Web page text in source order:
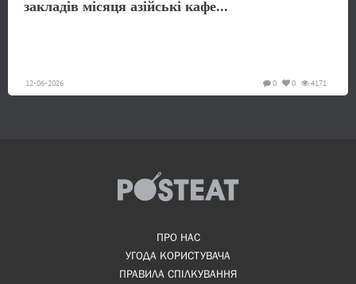
закладів місяця азійські кафе...
12-06-2026 4171
0
0
ПРО НАС
УГОДА КОРИСТУВАЧА
ПРАВИЛА СПІЛКУВАННЯ